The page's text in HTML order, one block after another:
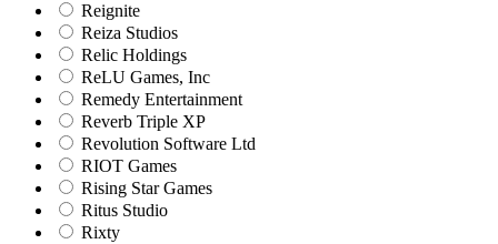
Reignite
Reiza Studios
Relic Holdings
ReLU Games, Inc
Remedy Entertainment
Reverb Triple XP
Revolution Software Ltd
RIOT Games
Rising Star Games
Ritus Studio
Rixty